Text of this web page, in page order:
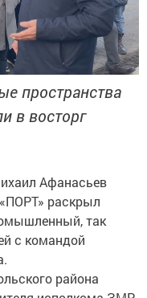
пространства
в восторг
Афанасьев
раскрыл
так
с командой
района